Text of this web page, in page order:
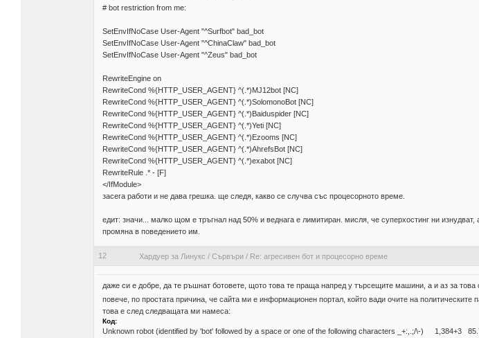
# bot restriction from me:
SetEnvIfNoCase User-Agent "^Surfbot" bad_bot
SetEnvIfNoCase User-Agent "^ChinaClaw" bad_bot
SetEnvIfNoCase User-Agent "^Zeus" bad_bot
RewriteEngine on
RewriteCond %{HTTP_USER_AGENT} ^(.*)MJ12bot [NC]
RewriteCond %{HTTP_USER_AGENT} ^(.*)SolomonoBot [NC]
RewriteCond %{HTTP_USER_AGENT} ^(.*)Baiduspider [NC]
RewriteCond %{HTTP_USER_AGENT} ^(.*)Yeti [NC]
RewriteCond %{HTTP_USER_AGENT} ^(.*)Ezooms [NC]
RewriteCond %{HTTP_USER_AGENT} ^(.*)AhrefsBot [NC]
RewriteCond %{HTTP_USER_AGENT} ^(.*)exabot [NC]
RewriteRule .* - [F]
</IfModule>
засега работи и не дава грешка. ще следя, какво се случва със процесорното време.
едит: значи... малко щом е тръгнал над 50% и веднага е лимитиран. мисля, че суперхостинг ни
промяна в поведението им.
12 Хардуер за Линукс / Сървъри / Re: агресивен бот и процесорно време
даже си е добре, да те ръшнат ботовете, щото това те праща напред у търсещите машини, а и аз за
повече, по простата причина, че сайта ми е информационен портал, който вади очите на политическите
това е след следващата ми намеса:
Код:
Unknown robot (identified by 'bot' followed by a space or one of the following characters _+:,.;/\-) 1,384+3